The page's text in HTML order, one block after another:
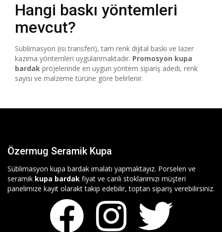
Hangi baskı yöntemleri
mevcut?
Süblimasyon (ısı transferi), tam renk dijital baskı ve lazer
kazıma yöntemleri uygulanmaktadır. Promosyon kupa
bardak projelerinde en uygun yöntem sipariş adedi, renk
sayısı ve malzeme türüne göre belirlenir.
Özermug Seramik Kupa
Süblimasyon kupa bardak imalatı yapmaktayız. Porselen ve
seramik kupa bardak fiyat ve canlı stoklarımızı müşteri
panelimize kayıt olarakt takip edebilir, toptan sipariş verebilirsiniz.